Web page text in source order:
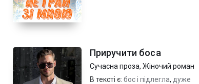
Приручити боса
Сучасна проза, Жіночий роман
В тексті є: бос і підлегла, дуже